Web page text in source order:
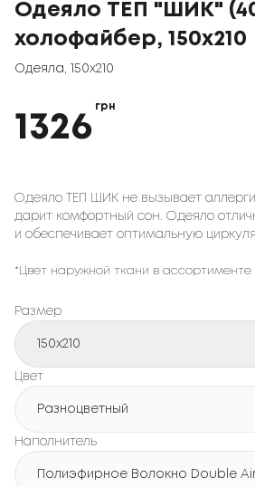
Одеяло ТЕП "ШИК"
холофайбер, 150x210
Одеяла 150x210
1326
грн
Одеяло ТЕП ШИК не вызывает
дарит комфортный сон. Одеяло
и обеспечивает оптимальную
*Цвет наружной ткани в ассортименте
Размер
150x210
Цвет
Разноцветный
Наполнитель
Полиэфирное Волокно Double